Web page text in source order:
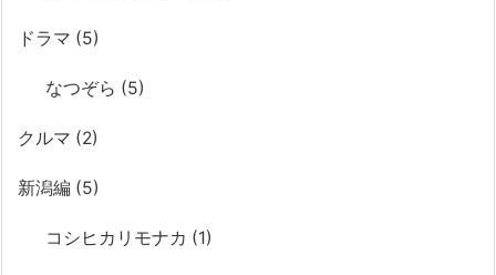
ドラマ (5)
なつぞら (5)
クルマ (2)
新潟編 (5)
コシヒカリモナカ (1)